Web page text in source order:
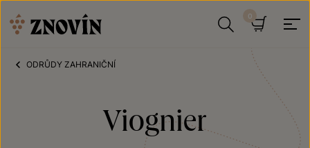
Hledat
ODRŮDY ZAHRANIČNÍ
Viognier